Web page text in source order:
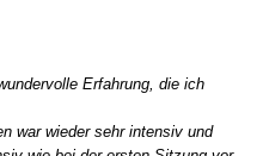
Erfahrung, die ich
war wieder sehr intensiv und